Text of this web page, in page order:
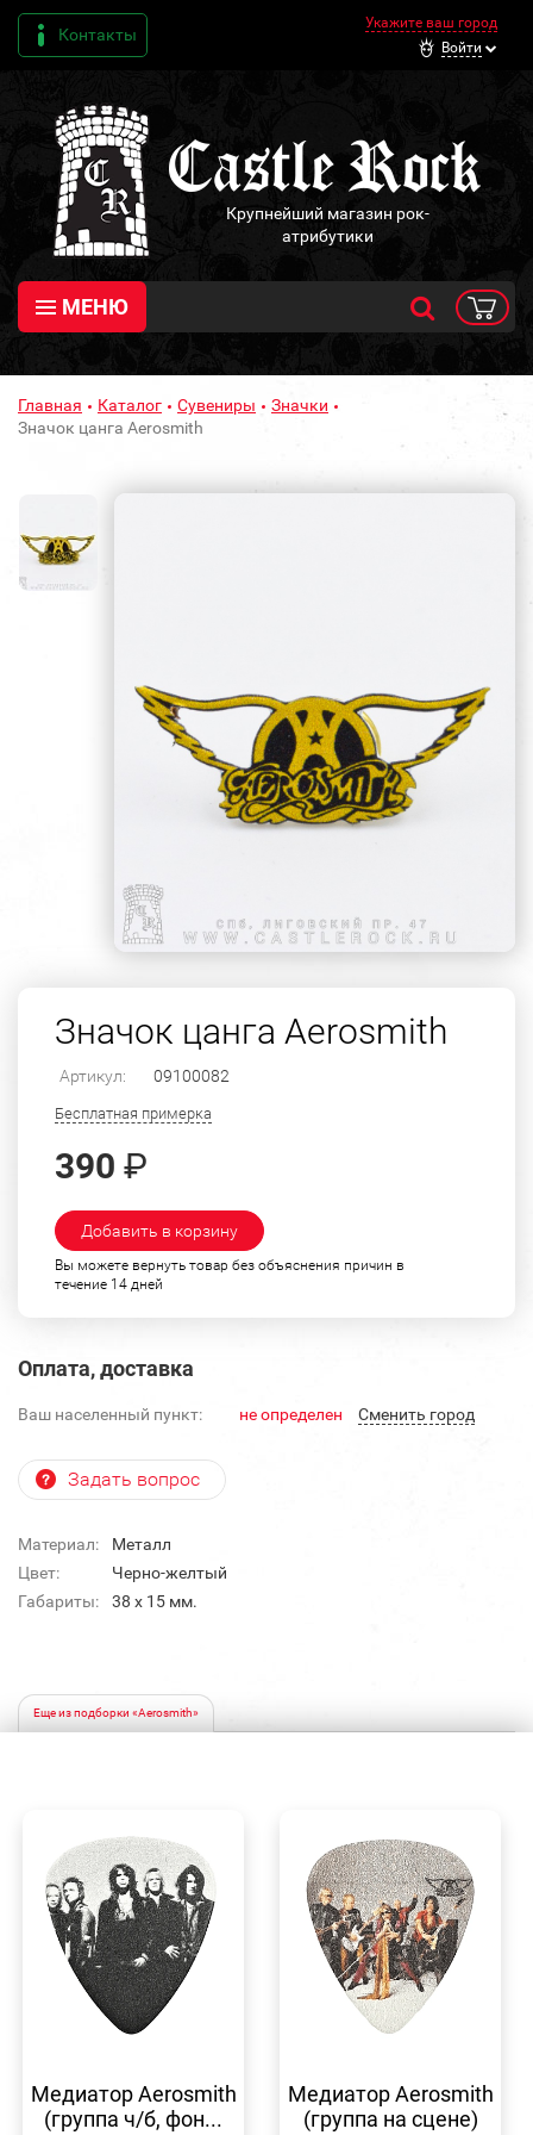
Контакты
Укажите ваш город
Войти
Крупнейший магазин рок-
атрибутики
МЕНЮ
Главная Каталог Сувениры
Значки
Значок цанга Aerosmith
Значок цанга Aerosmith
Артикул: 09100082
Бесплатная примерка
390 ₽
Добавить в корзину
Вы можете вернуть товар без объяснения причин в
течение 14 дней
Оплата, доставка
Ваш населенный пункт: не определен Cменить город
Задать вопрос
Материал:
Металл
Цвет:
Черно-желтый
Габариты:
38 x 15 мм.
Еще из подборки «Aerosmith»
ПРОСМОТР
Медиатор Aerosmith
(группа ч/б, фон...
ПРОСМОТР
Медиатор Aerosmith
(группа на сцене)